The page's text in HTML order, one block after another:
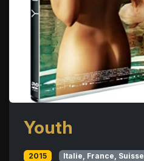
Youth
2015 Italie, France, Suisse